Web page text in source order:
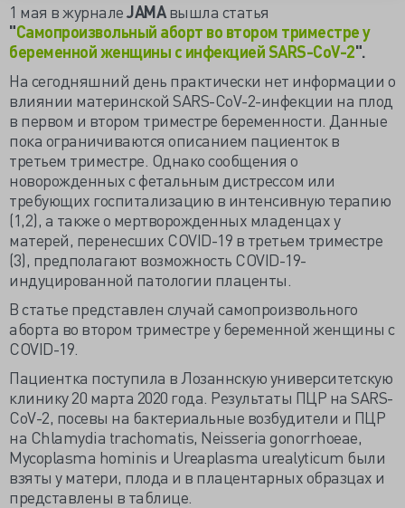
1 мая в журналеJAMAвышла статья
"Самопроизвольный аборт во втором триместре у
беременной женщины с инфекцией SARS-CoV-2".
На сегодняшний день практически нет информации о
влиянии материнской SARS-CoV-2-инфекции на плод
в первом и втором триместре беременности. Данные
пока ограничиваются описанием пациенток в
третьем триместре. Однако сообщения о
новорожденных с фетальным дистрессом или
требующих госпитализацию в интенсивную терапию
(1,2), а также о мертворожденных младенцах у
матерей, перенесших COVID-19 в третьем триместре
(3), предполагают возможность COVID-19-
индуцированной патологии плаценты.
В статье представлен случай самопроизвольного
аборта во втором триместре у беременной женщины с
COVID-19.
Пациентка поступила в Лозаннскую университетскую
клинику 20 марта 2020 года. Результаты ПЦР на SARS-
CoV-2, посевы на бактериальные возбудители и ПЦР
на Chlamydia trachomatis, Neisseria gonorrhoeae,
Mycoplasma hominis и Ureaplasma urealyticum были
взяты у матери, плода и в плацентарных образцах и
представлены в таблице.